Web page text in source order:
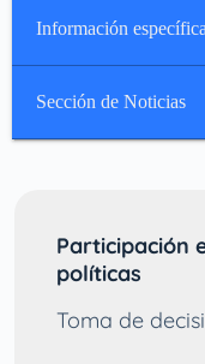
Información
Sección de Noticias
Participación
políticas
Toma de